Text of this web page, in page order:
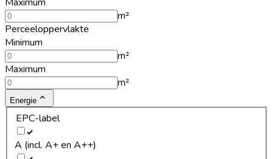
m²
Perceeloppervlakte
Minimum
m²
Maximum
m²
Energie
EPC-label
A (incl. A+ en A++)